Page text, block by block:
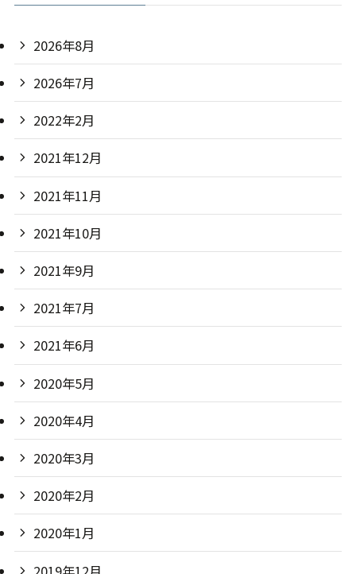
2026年8月
2026年7月
2022年2月
2021年12月
2021年11月
2021年10月
2021年9月
2021年7月
2021年6月
2020年5月
2020年4月
2020年3月
2020年2月
2020年1月